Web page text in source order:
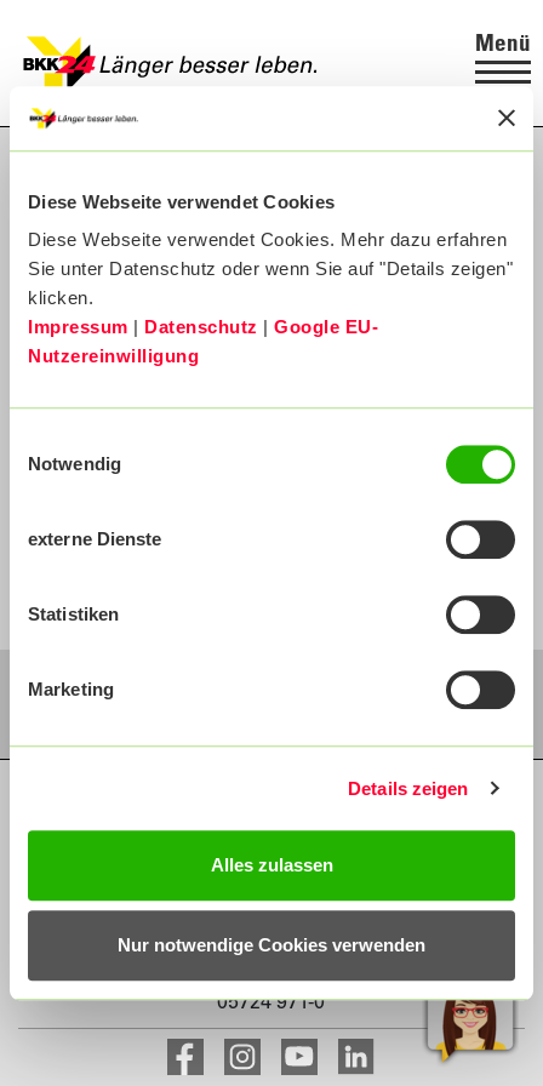
Diese Webseite verwendet Cookies
Diese Webseite verwendet Cookies. Mehr dazu erfahren
Sie unter Datenschutz oder wenn Sie auf "Details zeigen"
klicken.
Impressum | Datenschutz | Google EU-
Nutzereinwilligung
Notwendig
externe Dienste
Statistiken
Marketing
Details zeigen
Alles zulassen
Nur notwendige Cookies verwenden
Menü
Compliance
Sülbecker Brand 1
31683 Obernkirchen
05724 971-0